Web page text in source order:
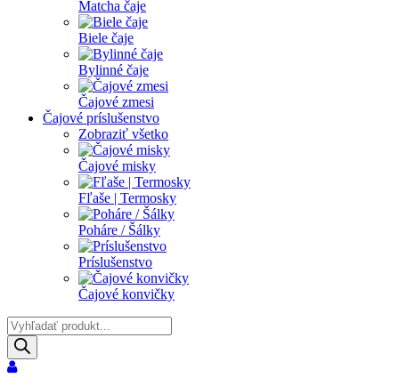
Matcha čaje
Biele čaje
Bylinné čaje
Čajové zmesi
Čajové príslušenstvo
Zobraziť všetko
Čajové misky
Fľaše | Termosky
Poháre / Šálky
Príslušenstvo
Čajové konvičky
Products
search